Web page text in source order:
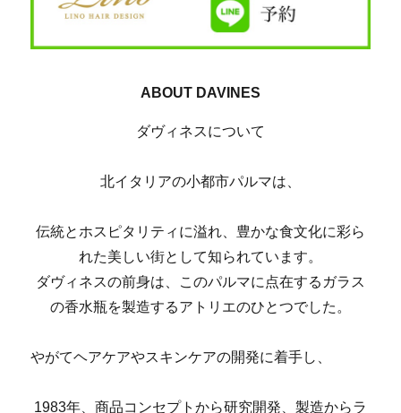
ABOUT DAVINES
ダヴィネスについて
北イタリアの小都市パルマは、
伝統とホスピタリティに溢れ、豊かな食文化に彩ら
れた美しい街として知られています。
ダヴィネスの前身は、このパルマに点在するガラス
の香水瓶を製造するアトリエのひとつでした。
やがてヘアケアやスキンケアの開発に着手し、
1983年、商品コンセプトから研究開発、製造からラ